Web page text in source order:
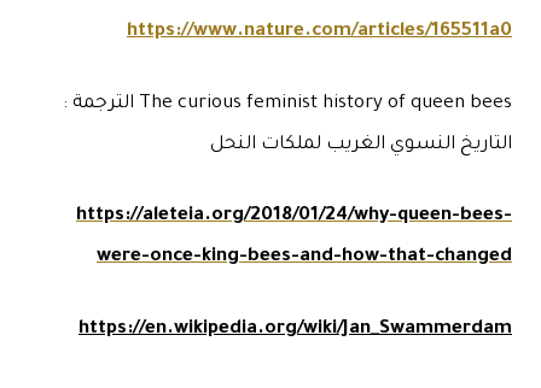
https://www.nature.com/articles/165511a0
The curious feminist history of queen bees الترجمة :
التاريخ النسوي الغريب لملكات النحل
https://aleteia.org/2018/01/24/why-queen-bees-
were-once-king-bees-and-how-that-changed
https://en.wikipedia.org/wiki/Jan_Swammerdam